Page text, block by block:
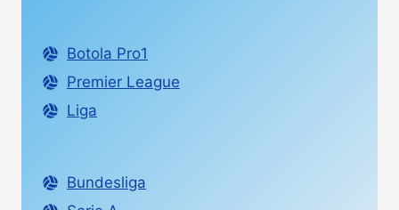
Botola Pro1
Premier League
Liga
Bundesliga